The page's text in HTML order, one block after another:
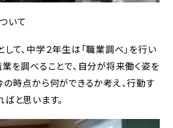
いて
て、中学２年生は「職業調べ」を行い
業を調べることで、自分が将来働く姿を
の時点から何ができるか考え、行動す
と思います。